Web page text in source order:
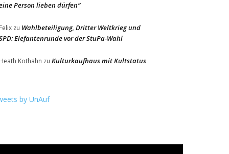
Person lieben dürfen“
Felix zu Wahlbeteiligung, Dritter Weltkrieg und
Elefantenrunde vor der StuPa-Wahl
Heath Kothahn zu Kulturkaufhaus mit Kultstatus
by UnAuf